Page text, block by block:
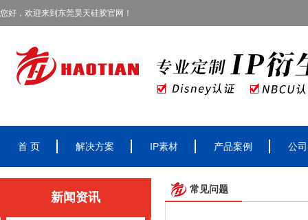
您好，欢迎来到东莞昊天硅胶官网！
首 页 解决方案 IP素材 产品案例 公
新闻资讯
常见问题